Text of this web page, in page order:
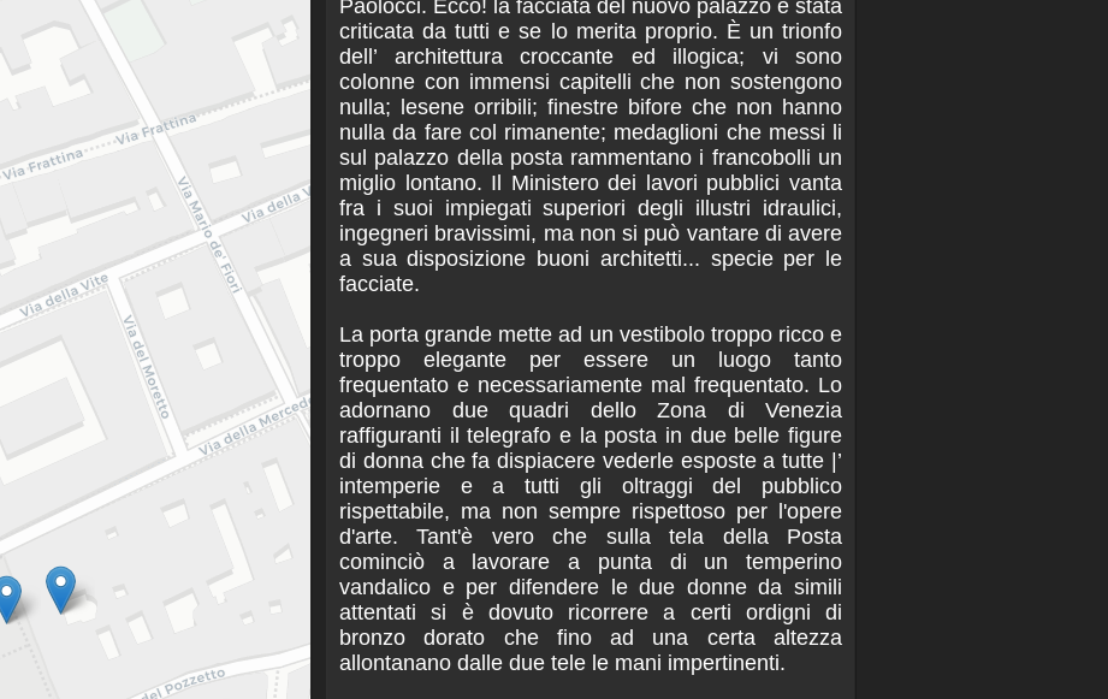
Paolocci. Ecco! la facciata del nuovo palazzo è stata
criticata da tutti e se lo merita proprio. È un trionfo
dell’ architettura croccante ed illogica; vi sono
colonne con immensi capitelli che non sostengono
nulla; lesene orribili; finestre bifore che non hanno
nulla da fare col rimanente; medaglioni che messi li
sul palazzo della posta rammentano i francobolli un
miglio lontano. Il Ministero dei lavori pubblici vanta
fra i suoi impiegati superiori degli illustri idraulici,
ingegneri bravissimi, ma non si può vantare di avere
a sua disposizione buoni architetti... specie per le
facciate.
La porta grande mette ad un vestibolo troppo ricco e
troppo elegante per essere un luogo tanto
frequentato e necessariamente mal frequentato. Lo
adornano due quadri dello Zona di Venezia
raffiguranti il telegrafo e la posta in due belle figure
di donna che fa dispiacere vederle esposte a tutte |’
intemperie e a tutti gli oltraggi del pubblico
rispettabile, ma non sempre rispettoso per l'opere
d'arte. Tant'è vero che sulla tela della Posta
cominciò a lavorare a punta di un temperino
vandalico e per difendere le due donne da simili
attentati si è dovuto ricorrere a certi ordigni di
bronzo dorato che fino ad una certa altezza
allontanano dalle due tele le mani impertinenti.